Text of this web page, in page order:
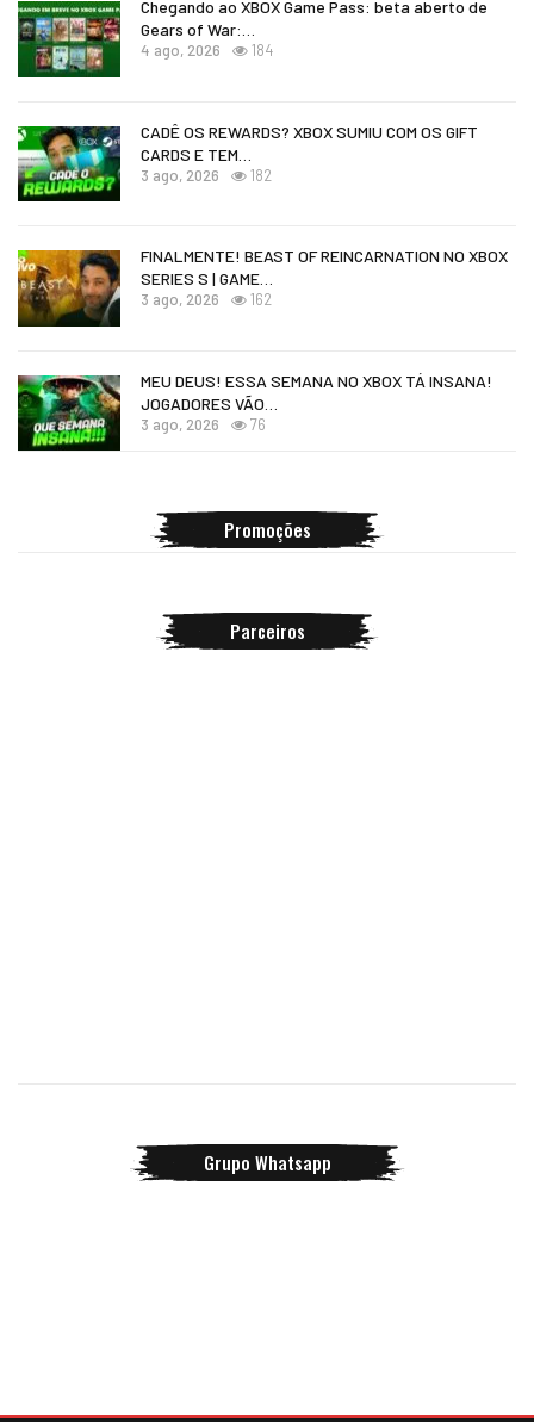
Chegando ao XBOX Game Pass: beta aberto de
Gears of War:…
4 ago, 2026 184
CADÊ OS REWARDS? XBOX SUMIU COM OS GIFT
CARDS E TEM…
3 ago, 2026 182
FINALMENTE! BEAST OF REINCARNATION NO XBOX
SERIES S | GAME…
3 ago, 2026 162
MEU DEUS! ESSA SEMANA NO XBOX TÁ INSANA!
JOGADORES VÃO…
3 ago, 2026 76
Promoções
Parceiros
Grupo Whatsapp